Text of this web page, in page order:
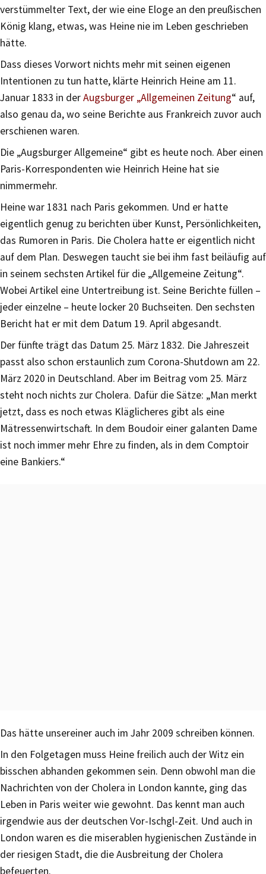
verstümmelter Text, der wie eine Eloge an den preußischen
König klang, etwas, was Heine nie im Leben geschrieben
hätte.
Dass dieses Vorwort nichts mehr mit seinen eigenen
Intentionen zu tun hatte, klärte Heinrich Heine am 11.
Januar 1833 in derAugsburger „Allgemeinen Zeitung“ auf,
also genau da, wo seine Berichte aus Frankreich zuvor auch
erschienen waren.
Die „Augsburger Allgemeine“ gibt es heute noch. Aber einen
Paris-Korrespondenten wie Heinrich Heine hat sie
nimmermehr.
Heine war 1831 nach Paris gekommen. Und er hatte
eigentlich genug zu berichten über Kunst, Persönlichkeiten,
das Rumoren in Paris. Die Cholera hatte er eigentlich nicht
auf dem Plan. Deswegen taucht sie bei ihm fast beiläufig auf
in seinem sechsten Artikel für die „Allgemeine Zeitung“.
Wobei Artikel eine Untertreibung ist. Seine Berichte füllen –
jeder einzelne – heute locker 20 Buchseiten. Den sechsten
Bericht hat er mit dem Datum 19. April abgesandt.
Der fünfte trägt das Datum 25. März 1832. Die Jahreszeit
passt also schon erstaunlich zum Corona-Shutdown am 22.
März 2020 in Deutschland. Aber im Beitrag vom 25. März
steht noch nichts zur Cholera. Dafür die Sätze: „Man merkt
jetzt, dass es noch etwas Kläglicheres gibt als eine
Mätressenwirtschaft. In dem Boudoir einer galanten Dame
ist noch immer mehr Ehre zu finden, als in dem Comptoir
eine Bankiers.“
Das hätte unsereiner auch im Jahr 2009 schreiben können.
In den Folgetagen muss Heine freilich auch der Witz ein
bisschen abhanden gekommen sein. Denn obwohl man die
Nachrichten von der Cholera in London kannte, ging das
Leben in Paris weiter wie gewohnt. Das kennt man auch
irgendwie aus der deutschen Vor-Ischgl-Zeit. Und auch in
London waren es die miserablen hygienischen Zustände in
der riesigen Stadt, die die Ausbreitung der Cholera
befeuerten.